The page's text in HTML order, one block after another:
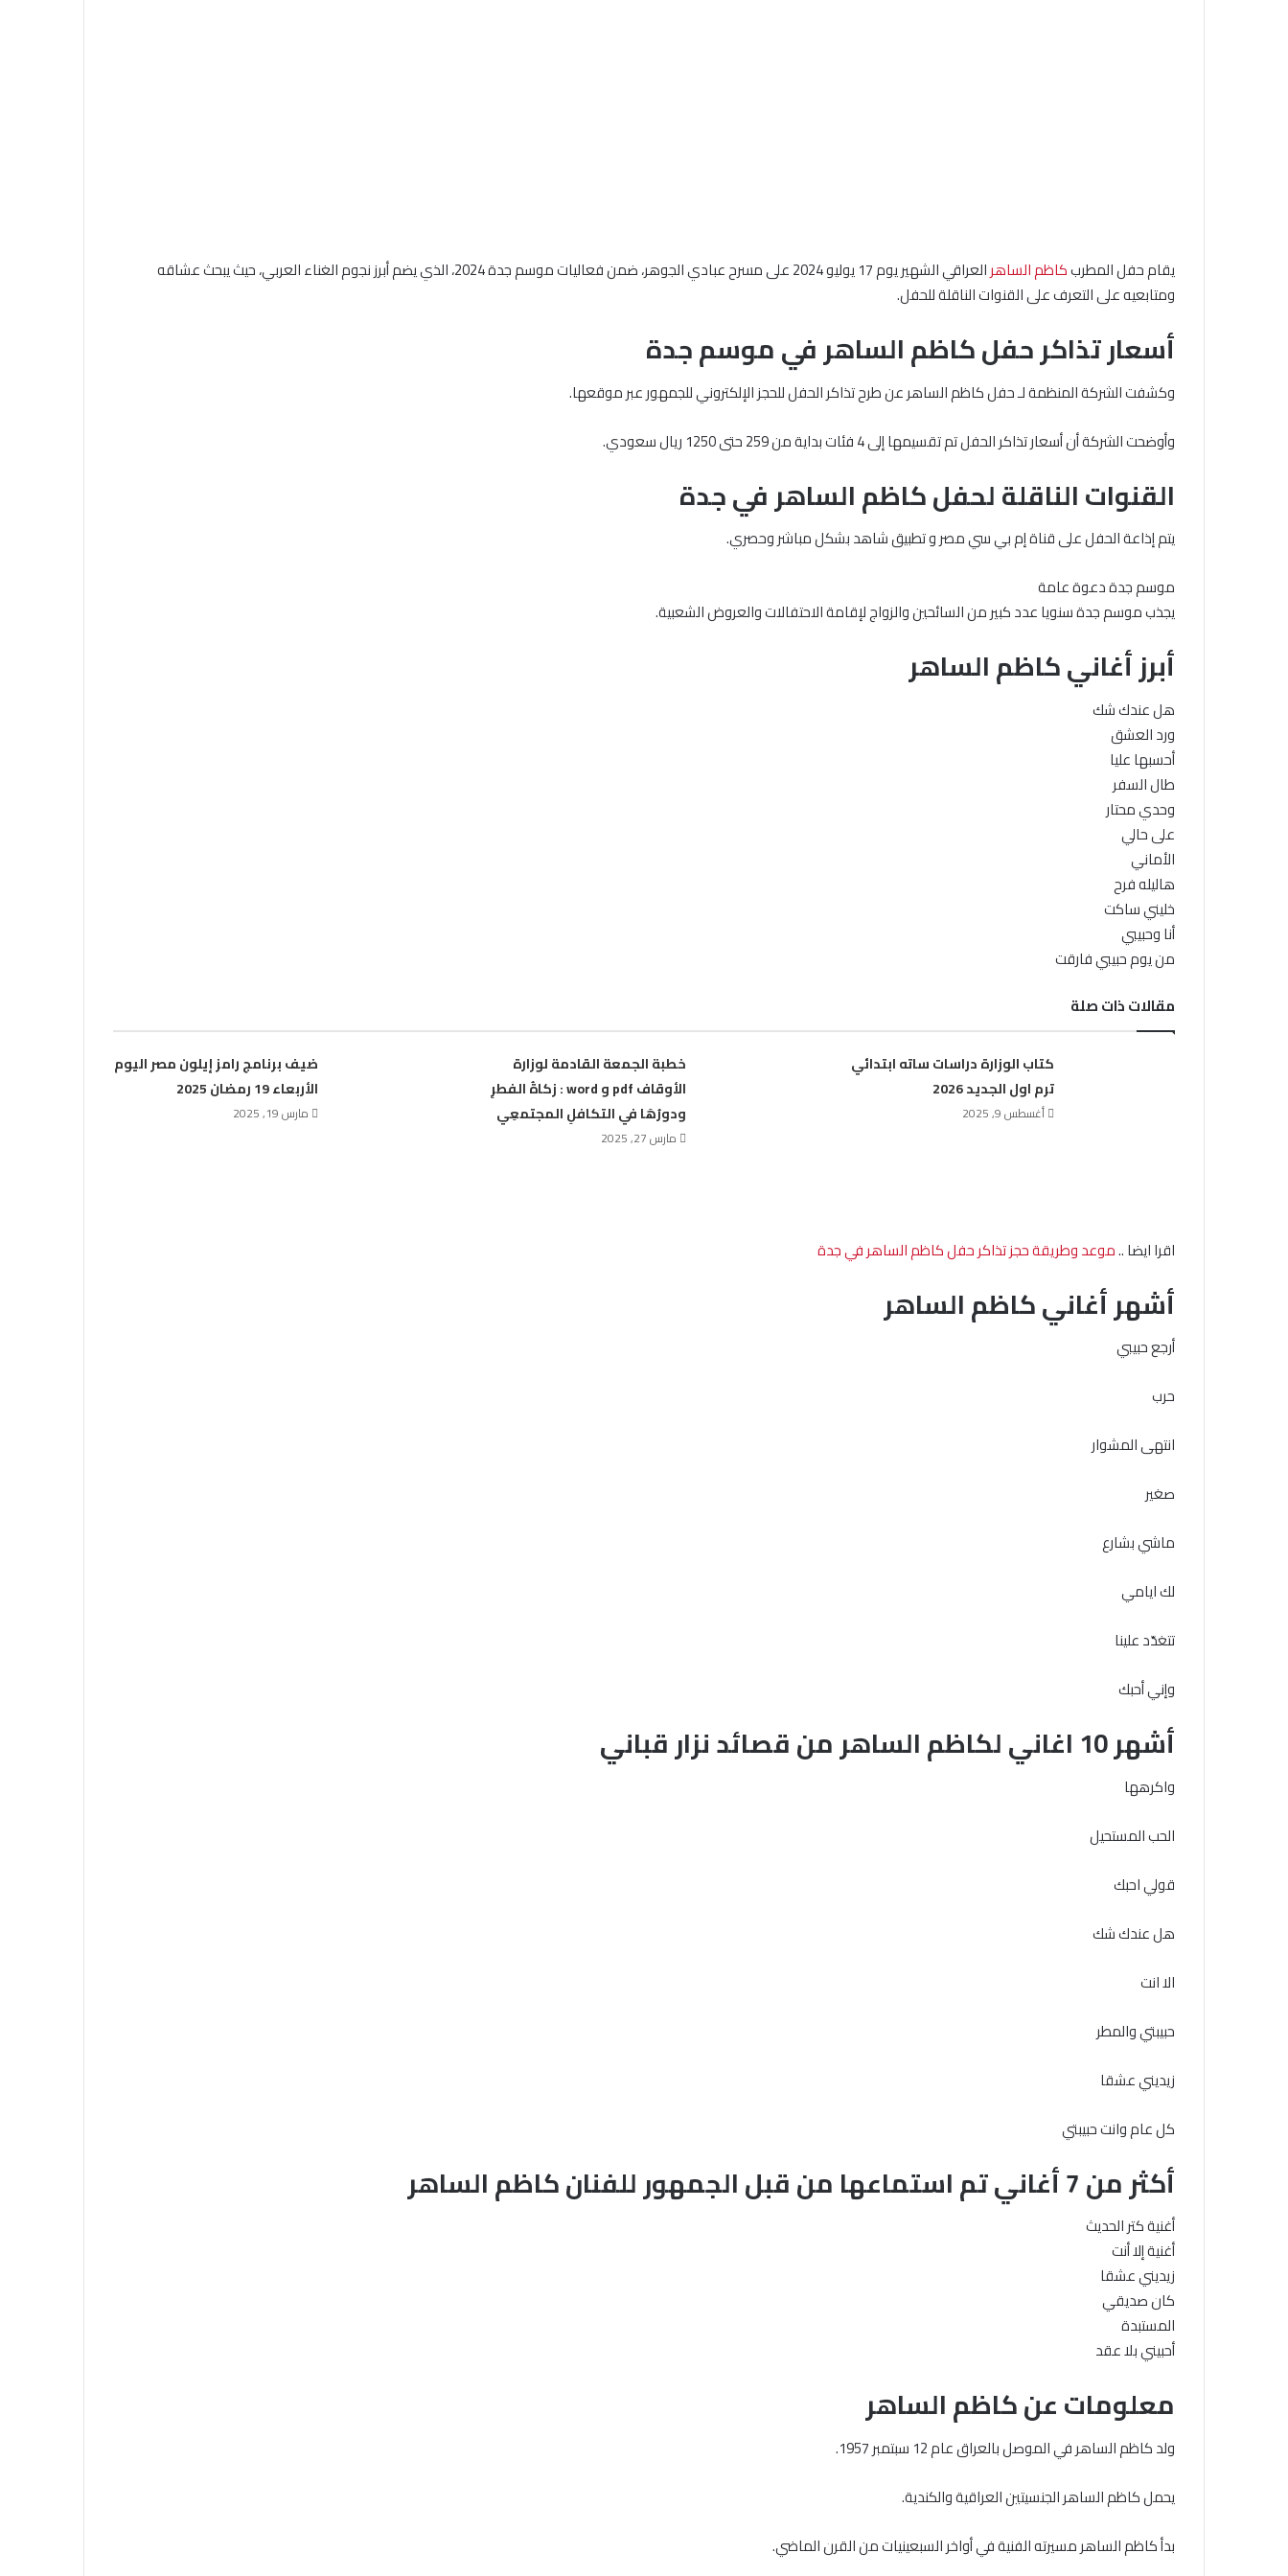
يقام حفل المطربكاظم الساهر
العراقي الشهير يوم 17 يوليو 2024 على مسرح عبادي الجوهر، ضمن فعاليات موسم جدة 2024، الذي يضم أبرز نجوم الغناء العربي، حيث يبحث عشاقه
ومتابعيه على التعرف على القنوات الناقلة للحفل.
أسعار تذاكر حفل كاظم الساهر في موسم جدة
وكشفت الشركة المنظمة لـ حفل كاظم الساهر عن طرح تذاكر الحفل للحجز الإلكتروني للجمهور عبر موقعها.
وأوضحت الشركة أن أسعار تذاكر الحفل تم تقسيمها إلى 4 فئات بداية من 259 حتى 1250 ريال سعودي.
القنوات الناقلة لحفل كاظم الساهر في جدة
يتم إذاعة الحفل على قناة إم بي سي مصر و تطبيق شاهد بشكل مباشر وحصري.
موسم جدة دعوة عامة
يجذب موسم جدة سنويا عدد كبير من السائحين والزواج لإقامة الاحتفالات والعروض الشعبية.
أبرز أغاني كاظم الساهر
هل عندك شك
ورد العشق
أحسبها عليا
طال السفر
وحدي محتار
على حالي
الأماني
هاليله فرح
خليني ساكت
أنا وحبيبي
من يوم حبيبي فارقت
مقالات ذات صلة
كتاب الوزارة دراسات ساته ابتدائي
ترم اول الجديد 2026
أغسطس 9, 2025
خطبة الجمعة القادمة لوزارة
الأوقاف pdf و word : زكاةُ الفطرِ
ودورُهَا في التكافلِ المجتمعِي
مارس 27, 2025
ضيف برنامج رامز إيلون مصر اليوم
الأربعاء 19 رمضان 2025
مارس 19, 2025
اقرا ايضا ..موعد وطريقة حجز تذاكر حفل كاظم الساهر في جدة
أشهر أغاني كاظم الساهر
أرجع حبيبي
حرب
انتهى المشوار
صغير
ماشي بشارع
لك ايامي
تتغدّد علينا
وإني أحبك
أشهر 10 اغاني لكاظم الساهر من قصائد نزار قباني
واكرهها
الحب المستحيل
قولي احبك
هل عندك شك
الا انت
حبيبتي والمطر
زيديني عشقا
كل عام وانت حبيبتي
أكثر من 7 أغاني تم استماعها من قبل الجمهور للفنان كاظم الساهر
أغنية كتر الحديث
أغنية إلا أنت
زيديني عشقا
كان صديقي
المستبدة
أحبيني بلا عقد
معلومات عن كاظم الساهر
ولد كاظم الساهر في الموصل بالعراق عام 12 سبتمبر 1957.
يحمل كاظم الساهر الجنسيتين العراقية والكندية.
بدأ كاظم الساهر مسيرته الفنية في أواخر السبعينيات من القرن الماضي.